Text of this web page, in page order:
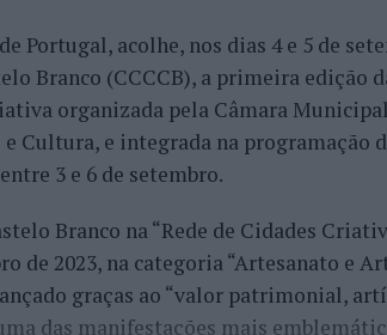
e o neerlandês Botic van de
eliminado pelo italiano Luciano
quadro principal, iniciou a
num encontro disputado
se na ronda inaugural. Rocha
Portugal, acolhe, nos dias 4 e 5 de
Branco (CCCCB), a primeira edição
organizada pela Câmara
Cultura, e integrada na programação
3 e 6 de setembro.
Branco na “Rede de Cidades
de 2023, na categoria “Artesanato e
graças ao “valor patrimonial,
das manifestações mais